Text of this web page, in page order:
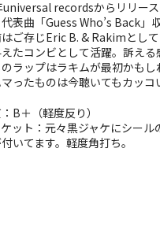
universal recordsからリリー
表曲「Guess Who’s Back」
ご存じEric B. & Rakimとし
たコンビとして活躍。訴え
ラップはラキムが最初かも
ったものは今聴いてもカッコ
B＋（軽度反り）
ット：元々黒ジャケにシー
いてます。軽度角打ち。